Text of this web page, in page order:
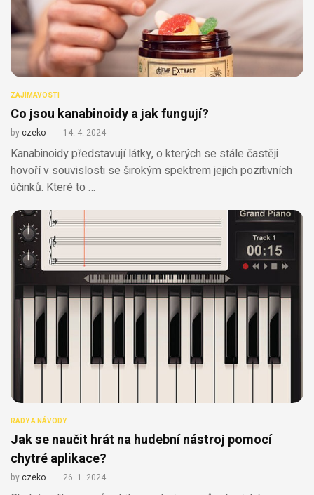
ZAJÍMAVOSTI
Co jsou kanabinoidy a jak fungují?
byczeko 14. 4. 2024
Kanabinoidy představují látky, o kterých se stále častěji
hovoří v souvislosti se širokým spektrem jejich pozitivních
účinků. Které to …
RADY A NÁVODY
Jak se naučit hrát na hudební nástroj pomocí
chytré aplikace?
byczeko 26. 1. 2024